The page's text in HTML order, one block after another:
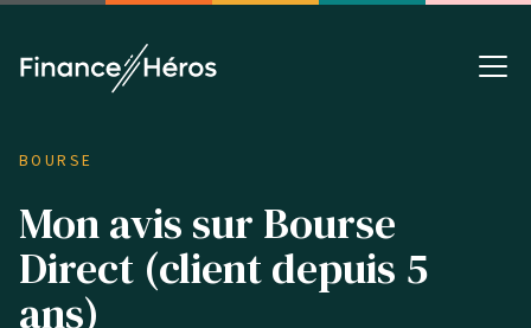
BOURSE
Mon avis sur Bourse
Direct (client depuis 5
ans)